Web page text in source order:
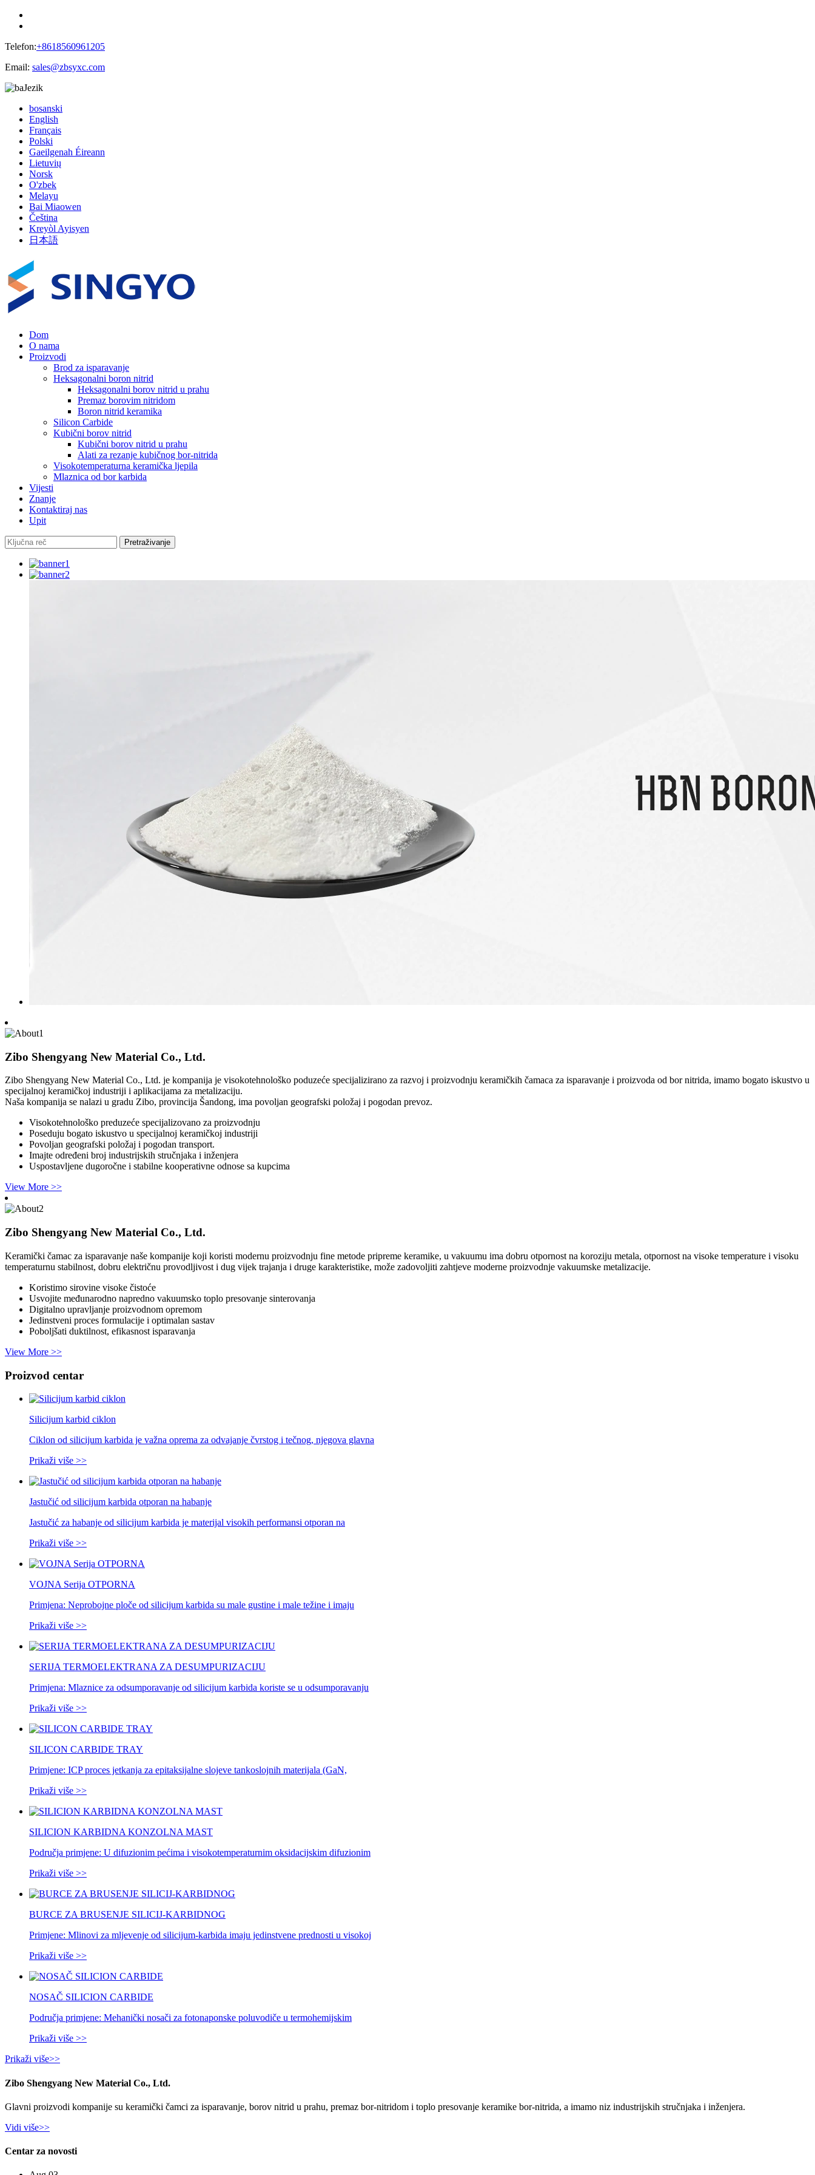
Telefon:+8618560961205
Email: sales@zbsyxc.com
Jezik
bosanski
English
Français
Polski
Gaeilgenah Éireann
Lietuvių
Norsk
O'zbek
Melayu
Bai Miaowen
Čeština
Kreyòl Ayisyen
日本語
Dom
O nama
Proizvodi
Brod za isparavanje
Heksagonalni boron nitrid
Heksagonalni borov nitrid u prahu
Premaz borovim nitridom
Boron nitrid keramika
Silicon Carbide
Kubični borov nitrid
Kubični borov nitrid u prahu
Alati za rezanje kubičnog bor-nitrida
Visokotemperaturna keramička ljepila
Mlaznica od bor karbida
Vijesti
Znanje
Kontaktiraj nas
Upit
Zibo Shengyang New Material Co., Ltd.
Zibo Shengyang New Material Co., Ltd. je kompanija je visokotehnološko poduzeće specijalizirano za razvoj i proizvodnju keramičkih čamaca za isparavanje i proizvoda od bor nitrida, imamo bogato iskustvo u
specijalnoj keramičkoj industriji i aplikacijama za metalizaciju.
Naša kompanija se nalazi u gradu Zibo, provincija Šandong, ima povoljan geografski položaj i pogodan prevoz.
Visokotehnološko preduzeće specijalizovano za proizvodnju
Poseduju bogato iskustvo u specijalnoj keramičkoj industriji
Povoljan geografski položaj i pogodan transport.
Imajte određeni broj industrijskih stručnjaka i inženjera
Uspostavljene dugoročne i stabilne kooperativne odnose sa kupcima
View More >>
Zibo Shengyang New Material Co., Ltd.
Keramički čamac za isparavanje naše kompanije koji koristi modernu proizvodnju fine metode pripreme keramike, u vakuumu ima dobru otpornost na koroziju metala, otpornost na visoke temperature i visoku
temperaturnu stabilnost, dobru električnu provodljivost i dug vijek trajanja i druge karakteristike, može zadovoljiti zahtjeve moderne proizvodnje vakuumske metalizacije.
Koristimo sirovine visoke čistoće
Usvojite međunarodno napredno vakuumsko toplo presovanje sinterovanja
Digitalno upravljanje proizvodnom opremom
Jedinstveni proces formulacije i optimalan sastav
Poboljšati duktilnost, efikasnost isparavanja
View More >>
Proizvod centar
Silicijum karbid ciklon
Ciklon od silicijum karbida je važna oprema za odvajanje čvrstog i tečnog, njegova glavna
Prikaži više >>
Jastučić od silicijum karbida otporan na habanje
Jastučić za habanje od silicijum karbida je materijal visokih performansi otporan na
Prikaži više >>
VOJNA Serija OTPORNA
Primjena: Neprobojne ploče od silicijum karbida su male gustine i male težine i imaju
Prikaži više >>
SERIJA TERMOELEKTRANA ZA DESUMPURIZACIJU
Primjena: Mlaznice za odsumporavanje od silicijum karbida koriste se u odsumporavanju
Prikaži više >>
SILICON CARBIDE TRAY
Primjene: ICP proces jetkanja za epitaksijalne slojeve tankoslojnih materijala (GaN,
Prikaži više >>
SILICION KARBIDNA KONZOLNA MAST
Područja primjene: U difuzionim pećima i visokotemperaturnim oksidacijskim difuzionim
Prikaži više >>
BURCE ZA BRUSENJE SILICIJ-KARBIDNOG
Primjene: Mlinovi za mljevenje od silicijum-karbida imaju jedinstvene prednosti u visokoj
Prikaži više >>
NOSAČ SILICION CARBIDE
Područja primjene: Mehanički nosači za fotonaponske poluvodiče u termohemijskim
Prikaži više >>
Prikaži više>>
Zibo Shengyang New Material Co., Ltd.
Glavni proizvodi kompanije su keramički čamci za isparavanje, borov nitrid u prahu, premaz bor-nitridom i toplo presovanje keramike bor-nitrida, a imamo niz industrijskih stručnjaka i inženjera.
Vidi više>>
Centar za novosti